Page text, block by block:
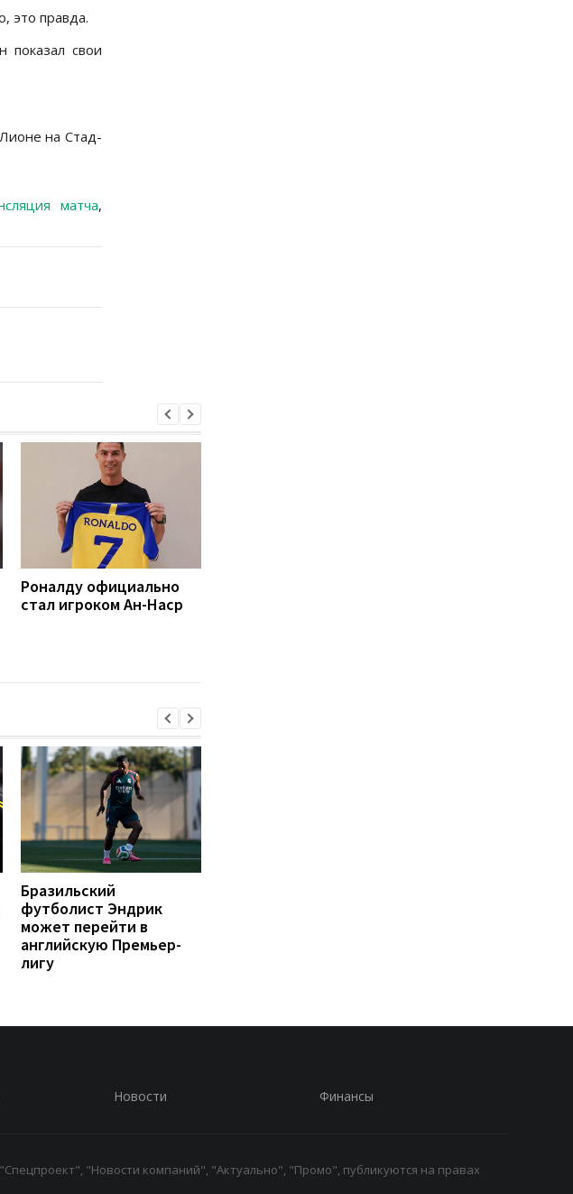
это правда.
свои
на Стад-
матча,
Роналду официально
стал игроком Ан-Наср
Бразильский
футболист Эндрик
может перейти в
английскую Премьер-
лигу
Новости Финансы
"Новости компаний", "Актуально", "Промо", публикуются на правах